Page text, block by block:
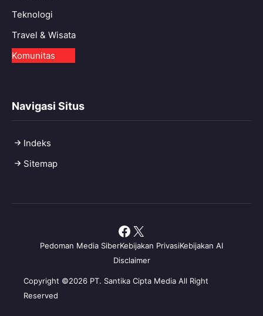
Teknologi
Travel & Wisata
Komunitas
Navigasi Situs
Indeks
Sitemap
Copyright ©2026 PT. Santika Cipta Media All Right
Reserved
Pedoman Media SiberKebijakan PrivasiKebijakan AI
Disclaimer
Facebook
X